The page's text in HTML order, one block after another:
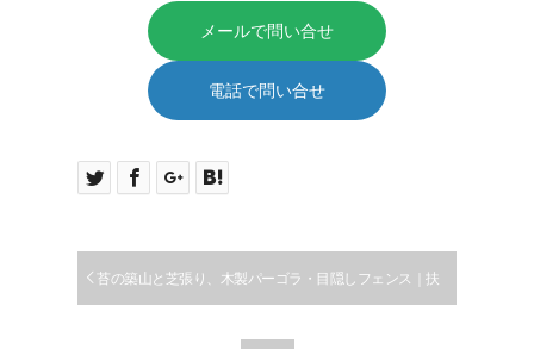
メールで問い合せ
電話で問い合せ
苔の築山と芝張り、木製パーゴラ・目隠しフェンス｜扶